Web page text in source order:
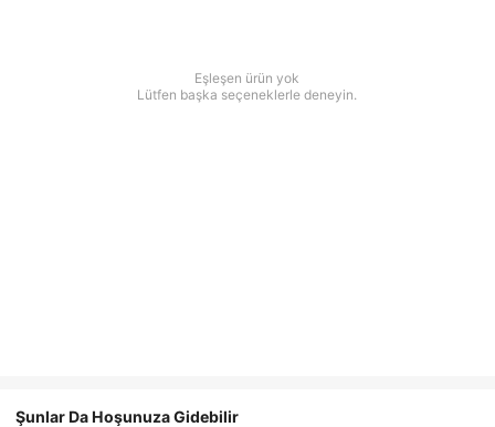
Eşleşen ürün yok
Lütfen başka seçeneklerle deneyin.
Şunlar Da Hoşunuza Gidebilir